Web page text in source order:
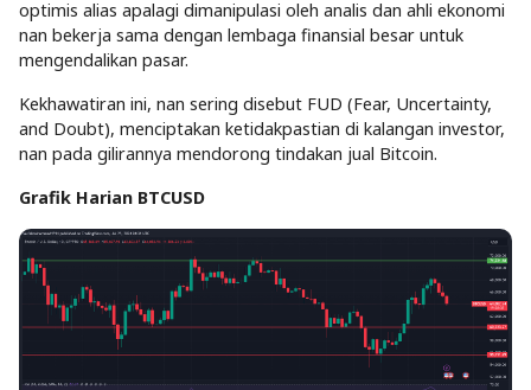
optimis alias apalagi dimanipulasi oleh analis dan ahli ekonomi
nan bekerja sama dengan lembaga finansial besar untuk
mengendalikan pasar.
Kekhawatiran ini, nan sering disebut FUD (Fear, Uncertainty,
and Doubt), menciptakan ketidakpastian di kalangan investor,
nan pada gilirannya mendorong tindakan jual Bitcoin.
Grafik Harian BTCUSD